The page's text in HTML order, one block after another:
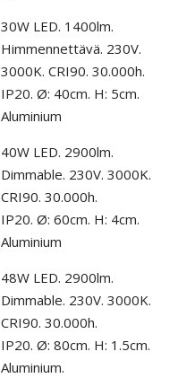
30W LED. 1400lm.
Himmennettävä. 230V.
3000K. CRI90. 30.000h.
IP20. Ø: 40cm. H: 5cm.
Aluminium
40W LED. 2900lm.
Dimmable. 230V. 3000K.
CRI90. 30.000h.
IP20. Ø: 60cm. H: 4cm.
Aluminium
48W LED. 2900lm.
Dimmable. 230V. 3000K.
CRI90. 30.000h.
IP20. Ø: 80cm. H: 1.5cm.
Aluminium.